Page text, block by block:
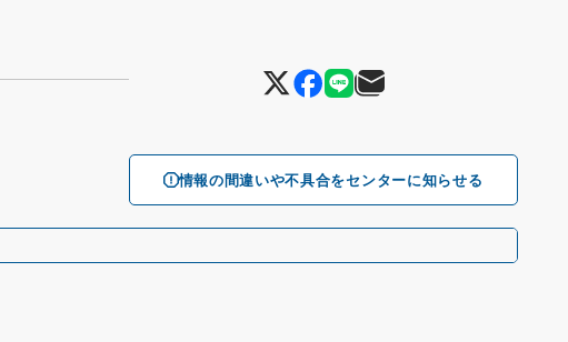
情報の間違いや不具合をセンターに知らせる